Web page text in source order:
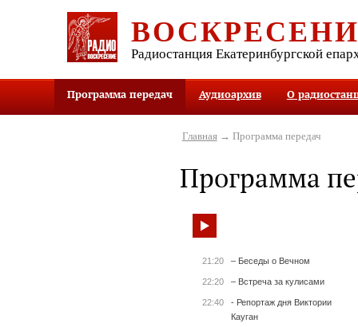
Радиостанция Екатеринбургской
Программа передач Аудиоархив О
Главная→ Программа передач
Программа
21:20 – Беседы о Вечном
22:20 – Встреча за кулисами
22:40
- Репортаж дня Виктории
Кауган